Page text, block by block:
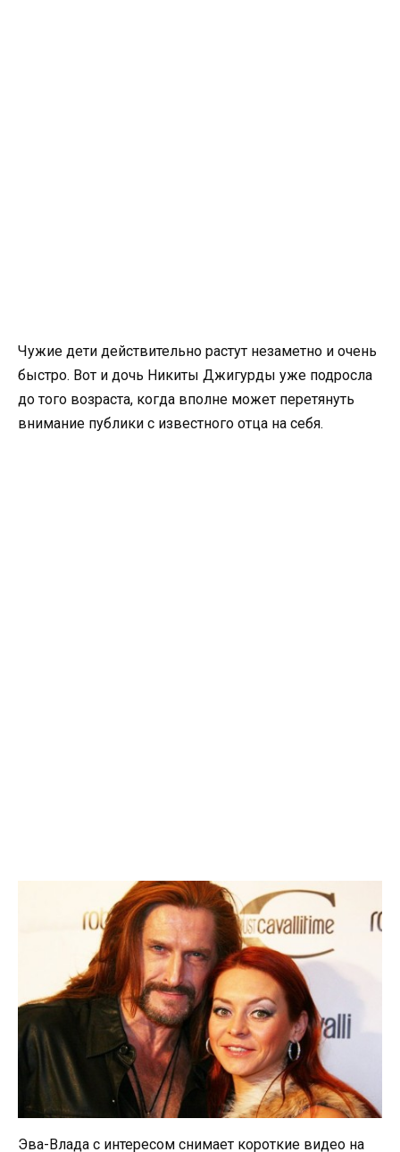
Чужие дети действительно растут незаметно и очень
быстро. Вот и дочь Никиты Джигурды уже подросла
до того возраста, когда вполне может перетянуть
внимание публики с известного отца на себя.
Эва-Влада с интересом снимает короткие видео на